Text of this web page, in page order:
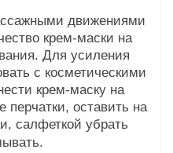
движениями
крем-маски на
Для усиления
с косметическими
крем-маску на
перчатки, оставить на
салфеткой убрать